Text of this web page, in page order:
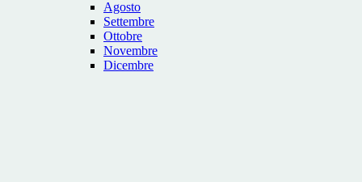
Agosto
Settembre
Ottobre
Novembre
Dicembre